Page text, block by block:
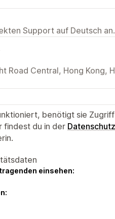
Support auf Deutsch an.
Road Central, Hong Kong,
benötigt sie
findest du in der
einsehen: